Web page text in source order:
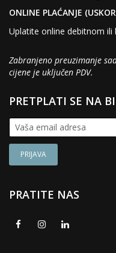
ONLINE PLAĆANJE
Uplatite online debitnom
Zabranjeno preuzimanje
cijene je uključen PDV.
PRETPLATI SE NA
PRATITE NAS